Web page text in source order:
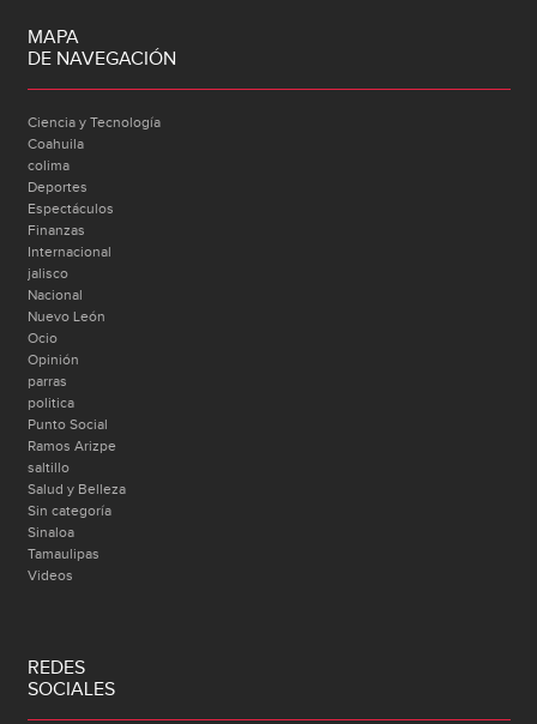
MAPA
DE NAVEGACIÓN
Ciencia y Tecnología
Coahuila
colima
Deportes
Espectáculos
Finanzas
Internacional
jalisco
Nacional
Nuevo León
Ocio
Opinión
parras
politica
Punto Social
Ramos Arizpe
saltillo
Salud y Belleza
Sin categoría
Sinaloa
Tamaulipas
Videos
REDES
SOCIALES